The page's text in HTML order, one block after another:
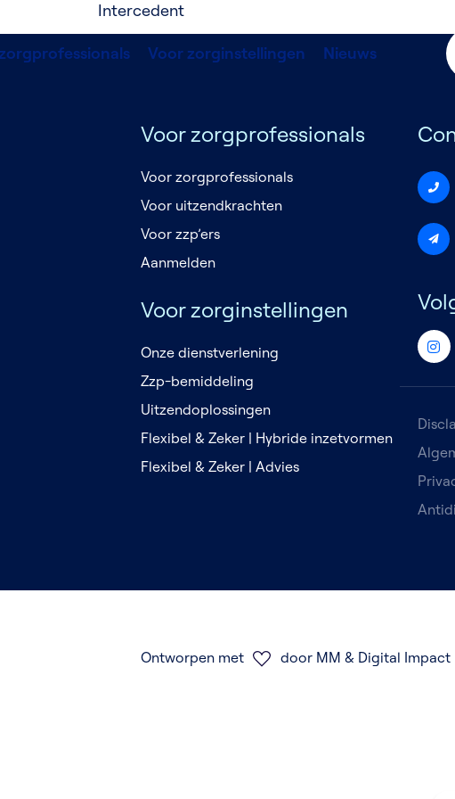
Voor zorginstellingen Nieuws
Intercedent
Voor zorgprofessionals
Voor zorgprofessionals
Voor uitzendkrachten
Voor zzp’ers
Aanmelden
Voor zorginstellingen
Onze dienstverlening
Zzp-bemiddeling
Uitzendoplossingen
Flexibel & Zeker | Hybride inzetvormen
Flexibel & Zeker | Advies
Ontworpen met door MM & Digital Impact